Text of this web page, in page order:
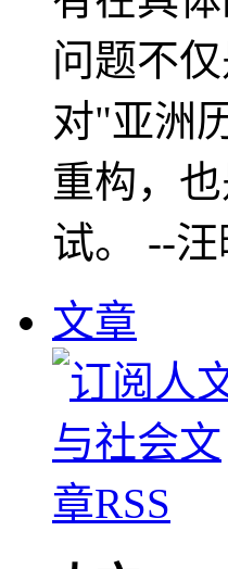
问题不
对"亚洲
重构，
试。 --
文章